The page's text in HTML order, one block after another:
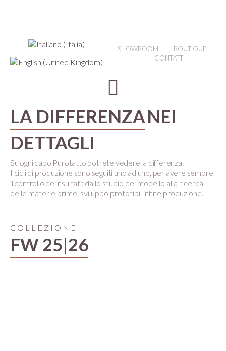
SHOWROOM
BOUTIQUE
CONTATTI
LA DIFFERENZANEI
DETTAGLI
Su ogni capo Purotatto potrete vedere la differenza.
I cicli di produzione sono seguiti uno ad uno, per avere sempre
il controllo dei risultati: dallo studio del modello alla ricerca
delle materie prime, sviluppo prototipi, infine produzione.
COLLEZIONE
FW 25|26